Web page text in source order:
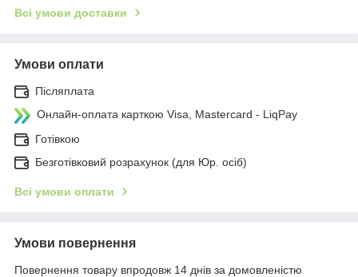
Всі умови доставки
Умови оплати
Післяплата
Онлайн-оплата карткою Visa, Mastercard - LiqPay
Готівкою
Безготівковий розрахунок (для Юр. осіб)
Всі умови оплати
Умови повернення
Повернення товару впродовж 14 днів за домовленістю